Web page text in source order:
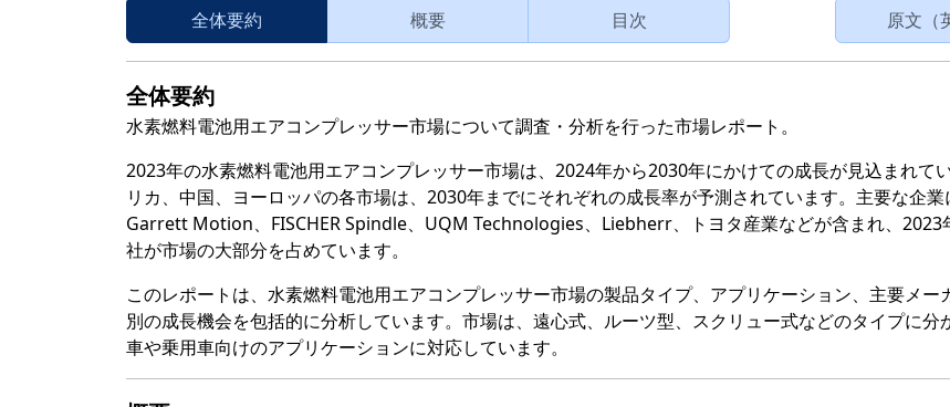
全体要約 概要 目次 原文（
全体要約
水素燃料電池用エアコンプレッサー市場について調査・分析を行った市場レポート。
2023年の水素燃料電池用エアコンプレッサー市場は、2024年から2030年にかけての成長が見込まれて
リカ、中国、ヨーロッパの各市場は、2030年までにそれぞれの成長率が予測されています。主要な企業
Garrett Motion、FISCHER Spindle、UQM Technologies、Liebherr、トヨタ産業などが含まれ、2023
社が市場の大部分を占めています。
このレポートは、水素燃料電池用エアコンプレッサー市場の製品タイプ、アプリケーション、主要メー
別の成長機会を包括的に分析しています。市場は、遠心式、ルーツ型、スクリュー式などのタイプに分
車や乗用車向けのアプリケーションに対応しています。